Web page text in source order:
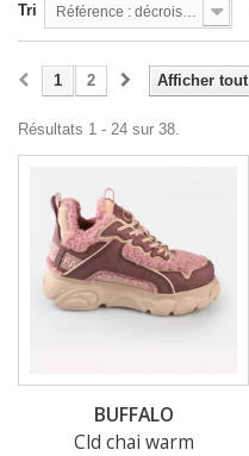
Tri Référence : décroissante
Afficher tout
1 2
Résultats 1 - 24 sur 38.
BUFFALO
Cld chai warm